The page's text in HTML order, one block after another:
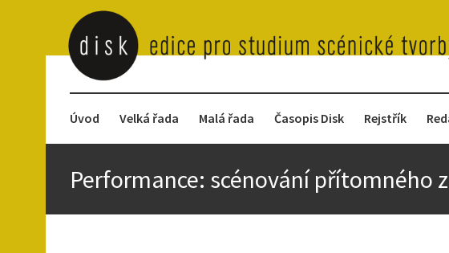
Úvod Velká řada Malá řada Časopis Disk Rejstřík
Performance: scénování přítomného